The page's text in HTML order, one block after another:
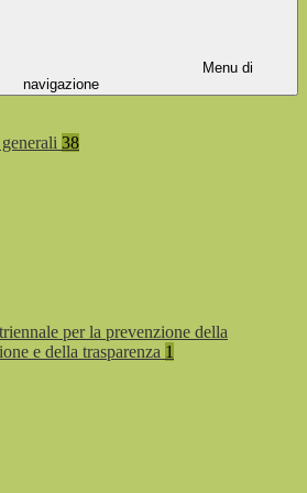
Menu di
navigazione
38
per la prevenzione della
e della trasparenza 1